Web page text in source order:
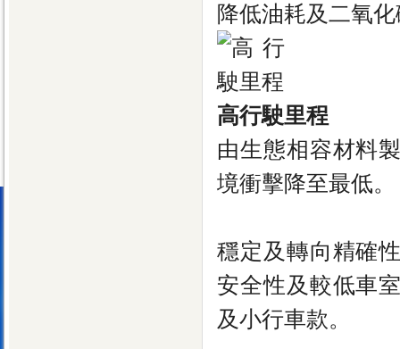
降低油耗及二氧
高行駛里程
由生態相容材料
境衝擊降至最低。
穩定及轉向精確
安全性及較低車
及小行車款。